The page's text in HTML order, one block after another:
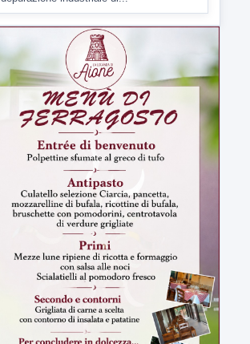
CRONACA
Miasmi dagli impianti di
depurazione, inviato l'esposto:
scattano le indagini
I cattivi odori provenienti dagli impianti di
depurazione industriale di...